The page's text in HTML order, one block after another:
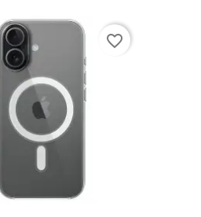
favorite_border